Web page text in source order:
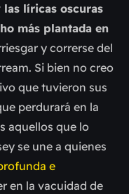
líricas oscuras
más plantada en
y correrse del
Si bien no creo
que tuvieron sus
perdurará en la
aquellos que lo
se une a quienes
e
en la vacuidad de